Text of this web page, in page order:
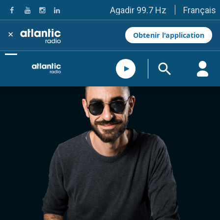
Agadir 99.7 Hz
Tanger 103.3 Hz
Tétouan 87.8 Hz
Fès 98.8 Hz
Meknès 97.2 Hz
El Jadida 97.3
Settat 104,6
Essaouira 96.6
Safi 92.3
Taza 103.0
Taounate 95.6
Tiznit 103.1
SkhourRhamna 92.2
Taroudant 104.9
Guelmim 91.9
Tan-Tan 95.2
Tafraout 104.9
Casablanca 92.5 Hz
Rabat, Salé 106.9 Hz
Marrakech 90.5 Hz
Français
× Obtenir l'application